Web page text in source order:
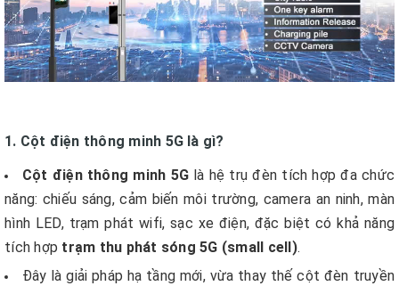
1. Cột điện thông minh 5G là gì?
Cột điện thông minh 5G là hệ trụ đèn tích hợp đa chức
năng: chiếu sáng, cảm biến môi trường, camera an ninh, màn
hình LED, trạm phát wifi, sạc xe điện, đặc biệt có khả năng
tích hợp trạm thu phát sóng 5G (small cell).
Đây là giải pháp hạ tầng mới, vừa thay thế cột đèn truyền